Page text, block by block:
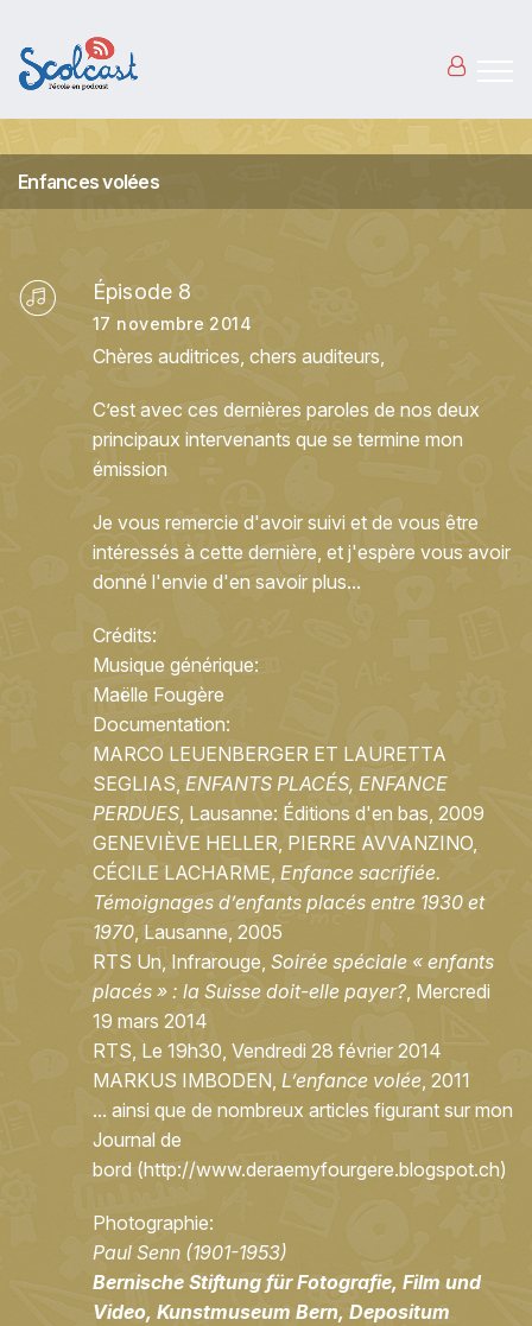
Enfances volées
Épisode 8
17 novembre 2014
Chères auditrices, chers auditeurs,
C’est avec ces dernières paroles de nos deux
principaux intervenants que se termine mon
émission
Je vous remercie d'avoir suivi et de vous être
intéressés à cette dernière, et j'espère vous avoir
donné l'envie d'en savoir plus...
Crédits:
Musique générique:
Maëlle Fougère
Documentation:
MARCO LEUENBERGER ET LAURETTA
SEGLIAS, ENFANTS PLACÉS, ENFANCE
PERDUES, Lausanne: Éditions d'en bas, 2009
GENEVIÈVE HELLER, PIERRE AVVANZINO,
CÉCILE LACHARME, Enfance sacrifiée.
Témoignages d’enfants placés entre 1930 et
1970, Lausanne, 2005
RTS Un, Infrarouge, Soirée spéciale « enfants
placés » : la Suisse doit-elle payer?, Mercredi
19 mars 2014
RTS, Le 19h30, Vendredi 28 février 2014
MARKUS IMBODEN, L’enfance volée, 2011
... ainsi que de nombreux articles figurant sur mon
Journal de
bord (http://www.deraemyfourgere.blogspot.ch)
Photographie:
Paul Senn (1901-1953)
Bernische Stiftung für Fotografie, Film und
Video, Kunstmuseum Bern, Depositum